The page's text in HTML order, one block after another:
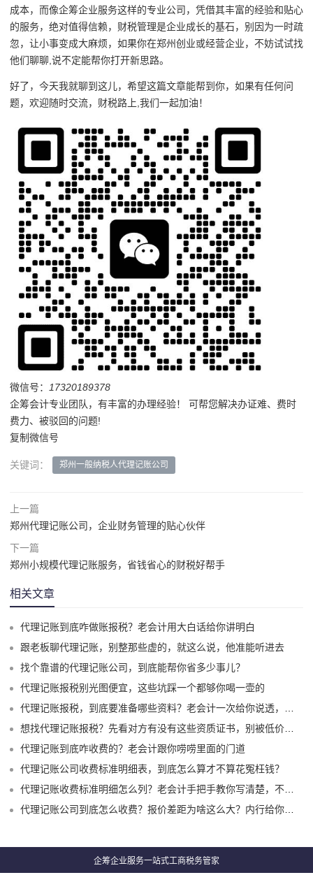
成本，而像企筹企业服务这样的专业公司，凭借其丰富的经验和贴心
的服务，绝对值得信赖，财税管理是企业成长的基石，别因为一时疏
忽，让小事变成大麻烦，如果你在郑州创业或经营企业，不妨试试找
他们聊聊,说不定能帮你打开新思路。
好了，今天我就聊到这儿，希望这篇文章能帮到你，如果有任何问
题，欢迎随时交流，财税路上,我们一起加油！
微信号： 17320189378
企筹会计专业团队，有丰富的办理经验！ 可帮您解决办证难、费时
费力、被驳回的问题!
复制微信号
关键词： 郑州一般纳税人代理记账公司
上一篇
郑州代理记账公司，企业财务管理的贴心伙伴
下一篇
郑州小规模代理记账服务，省钱省心的财税好帮手
相关文章
代理记账到底咋做账报税？老会计用大白话给你讲明白
跟老板聊代理记账，别整那些虚的，就这么说，他准能听进去
找个靠谱的代理记账公司，到底能帮你省多少事儿？
代理记账报税别光图便宜，这些坑踩一个都够你喝一壶的
代理记账报税，到底要准备哪些资料？老会计一次给你说透，别再白跑一趟了
想找代理记账报税？先看对方有没有这些资质证书，别被低价坑了！
代理记账到底咋收费的？老会计跟你唠唠里面的门道
代理记账公司收费标准明细表，到底怎么算才不算花冤枉钱？
代理记账收费标准明细怎么列？老会计手把手教你写清楚，不花冤枉钱
代理记账公司到底怎么收费？报价差距为啥这么大？内行给你说透
企筹企业服务一站式工商税务管家